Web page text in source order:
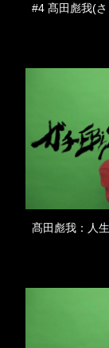
#4 髙田彪我(
髙田彪我：人